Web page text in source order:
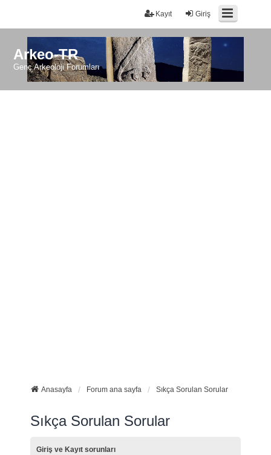
Giriş
Kayıt
Arkeo-TR
Genç Arkeoloji Forumları
Anasayfa Forum ana sayfa Sıkça Sorulan Sorular
Sıkça Sorulan Sorular
Giriş ve Kayıt sorunları